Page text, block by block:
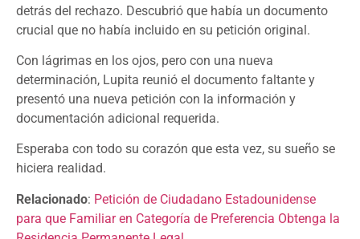
detrás del rechazo. Descubrió que había un documento
crucial que no había incluido en su petición original.
Con lágrimas en los ojos, pero con una nueva
determinación, Lupita reunió el documento faltante y
presentó una nueva petición con la información y
documentación adicional requerida.
Esperaba con todo su corazón que esta vez, su sueño se
hiciera realidad.
Relacionado: Petición de Ciudadano Estadounidense
para que Familiar en Categoría de Preferencia Obtenga la